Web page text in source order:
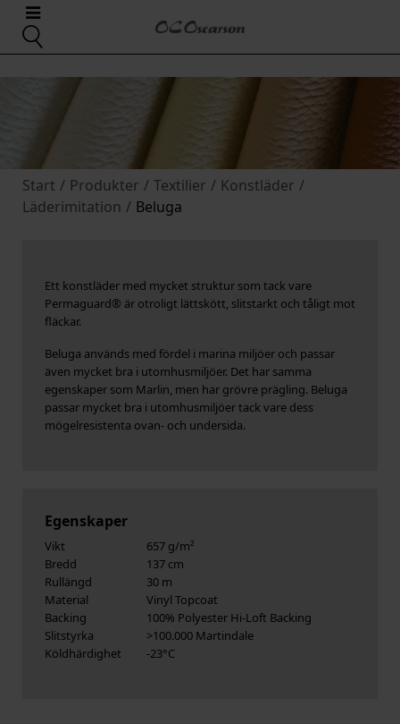
Start / Produkter / Textilier / Konstläder /
Läderimitation / Beluga
Ett konstläder med mycket struktur som tack vare
Permaguard® är otroligt lättskött, slitstarkt och tåligt mot
fläckar.
Beluga används med fördel i marina miljöer och passar
även mycket bra i utomhusmiljöer. Det har samma
egenskaper som Marlin, men har grövre prägling. Beluga
passar mycket bra i utomhusmiljöer tack vare dess
mögelresistenta ovan- och undersida.
Egenskaper
Vikt
657 g/m²
Bredd
137 cm
Rullängd
30 m
Material
Vinyl Topcoat
Backing
100% Polyester Hi-Loft Backing
Slitstyrka
>100.000 Martindale
Köldhärdighet
-23°C